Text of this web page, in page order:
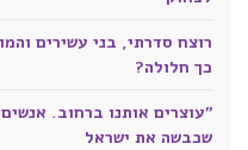
רוצח סדרתי, בני עשירים
כך חלולה?
"עוצרים אותנו ברחוב.
שכבשה את ישראל